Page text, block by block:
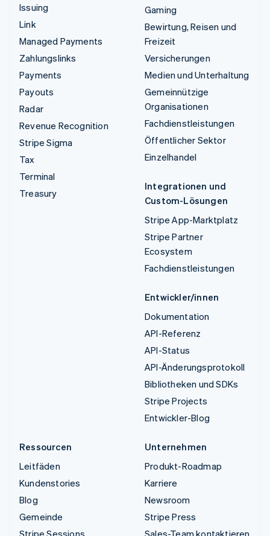
Issuing
Link
Managed Payments
Zahlungslinks
Payments
Payouts
Radar
Revenue Recognition
Stripe Sigma
Tax
Terminal
Treasury
Gaming
Bewirtung, Reisen und
Freizeit
Versicherungen
Medien und Unterhaltung
Gemeinnützige
Organisationen
Fachdienstleistungen
Öffentlicher Sektor
Einzelhandel
Integrationen und
Custom-Lösungen
Stripe App-Marktplatz
Stripe Partner
Ecosystem
Fachdienstleistungen
Entwickler/innen
Dokumentation
API-Referenz
API-Status
API-Änderungsprotokoll
Bibliotheken und SDKs
Stripe Projects
Entwickler-Blog
Ressourcen
Leitfäden
Kundenstories
Blog
Gemeinde
Unternehmen
Produkt-Roadmap
Karriere
Newsroom
Stripe Press